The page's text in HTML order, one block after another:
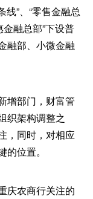
线”、“零售金融总
融总部”下设普
融部、小微金融
增部门，财富管
织架构调整之
，同时，对相应
位置。
庆农商行关注的